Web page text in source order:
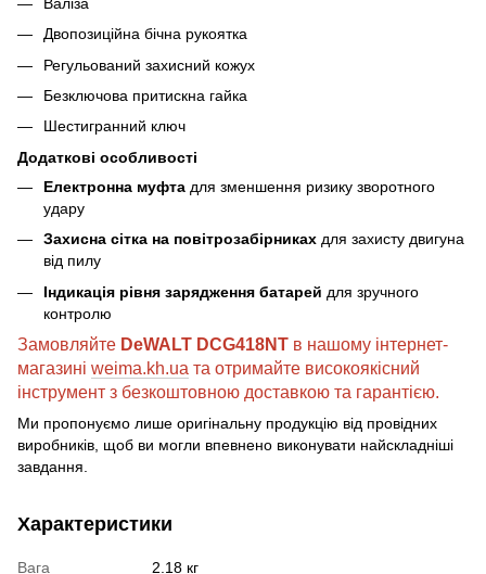
Двопозиційна бічна рукоятка
Регульований захисний кожух
Безключова притискна гайка
Шестигранний ключ
Додаткові особливості
Електронна муфта для зменшення ризику зворотного
удару
Захисна сітка на повітрозабірниках для захисту двигуна
від пилу
Індикація рівня зарядження батарей для зручного
контролю
Замовляйте DeWALT DCG418NT в нашому інтернет-
магазині weima.kh.ua та отримайте високоякісний
інструмент з безкоштовною доставкою та гарантією.
Ми пропонуємо лише оригінальну продукцію від провідних
виробників, щоб ви могли впевнено виконувати найскладніші
завдання.
Характеристики
Вага
2.18 кг